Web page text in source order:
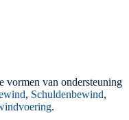
vormen van ondersteuning
, Schuldenbewind,
.